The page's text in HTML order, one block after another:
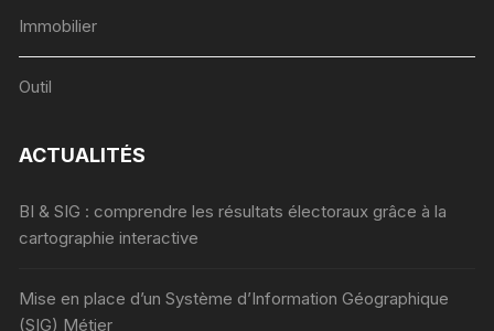
Immobilier
Outil
ACTUALITÉS
BI & SIG : comprendre les résultats électoraux grâce à la
cartographie interactive
Mise en place d’un Système d’Information Géographique
(SIG) Métier